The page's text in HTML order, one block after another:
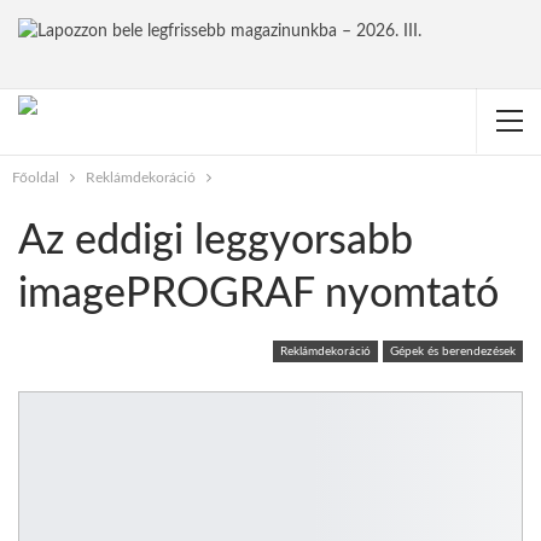
Főoldal Reklámdekoráció
Az eddigi leggyorsabb
imagePROGRAF nyomtató
Reklámdekoráció Gépek és berendezések